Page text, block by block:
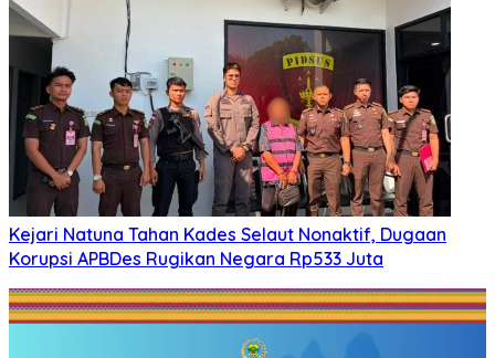
Kejari Natuna Tahan Kades Selaut Nonaktif, Dugaan
Korupsi APBDes Rugikan Negara Rp533 Juta